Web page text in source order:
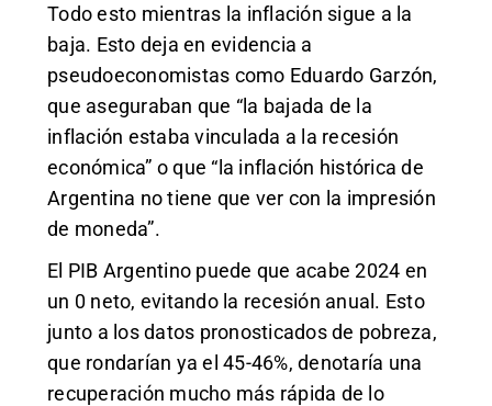
Todo esto mientras la inflación sigue a la
baja. Esto deja en evidencia a
pseudoeconomistas como Eduardo Garzón,
que aseguraban que “la bajada de la
inflación estaba vinculada a la recesión
económica” o que “la inflación histórica de
Argentina no tiene que ver con la impresión
de moneda”.
El PIB Argentino puede que acabe 2024 en
un 0 neto, evitando la recesión anual. Esto
junto a los datos pronosticados de pobreza,
que rondarían ya el 45-46%, denotaría una
recuperación mucho más rápida de lo